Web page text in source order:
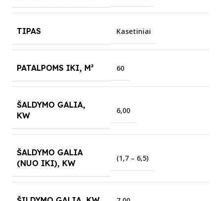
TIPAS Kasetiniai
PATALPOMS IKI, M² 60
ŠALDYMO GALIA,
KW
6,00
ŠALDYMO GALIA
(NUO IKI), KW
(1,7 – 6,5)